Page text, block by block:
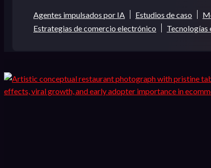
Agentes impulsados por IA Estudios de caso
Estrategias de comercio electrónico
Tecnologías